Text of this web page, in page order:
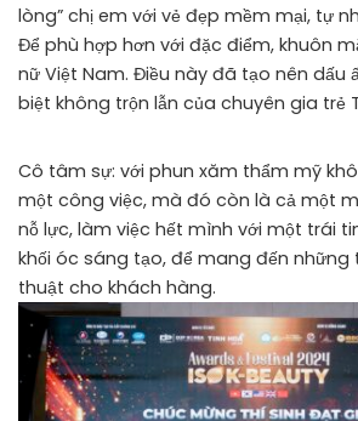
lòng” chị em với vẻ đẹp mềm mại, tự
Để phù hợp hơn với đặc điểm, khuôn
nữ Việt Nam. Điều này đã tạo nên dấu
biệt không trộn lẫn của chuyên gia trẻ
Cô tâm sự: với phun xăm thẩm mỹ
một công việc, mà đó còn là cả một
nỗ lực, làm việc hết mình với một trái
khối óc sáng tạo, để mang đến
thuật cho khách hàng.